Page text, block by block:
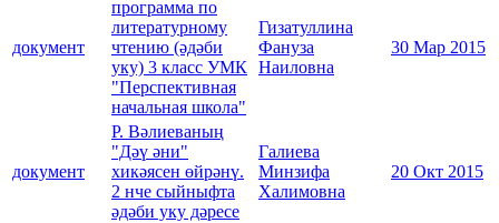
документ
программа по
литературному
чтению (әдәби
уку) 3 класс УМК
"Перспективная
начальная школа"
Гизатуллина
Фануза
Наиловна
30 Мар 2015
документ
Р. Вәлиеваның
"Дәү әни"
хикәясен өйрәнү.
2 нче сыйныфта
әдәби уку дәресе
Галиева
Минзифа
Халимовна
20 Окт 2015